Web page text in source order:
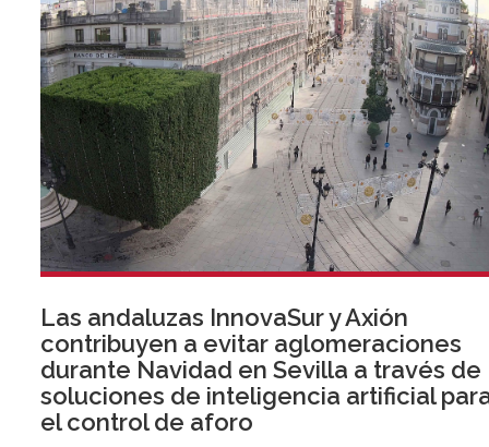
Las andaluzas InnovaSur y Axión
contribuyen a evitar aglomeraciones
durante Navidad en Sevilla a través de
soluciones de inteligencia artificial
el control de aforo